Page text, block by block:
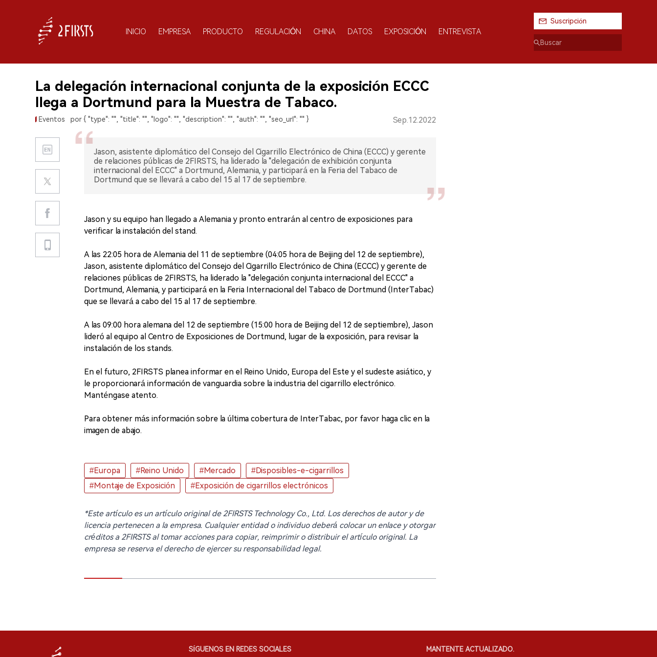
INICIO EMPRESA PRODUCTO REGULACIÓN CHINA DATOS EXPOSICIÓN ENTREVISTA
Suscripción
La delegación internacional conjunta de la exposición ECCC
llega a Dortmund para la Muestra de Tabaco.
Eventos por { "type": "", "title": "", "logo": "", "description": "", "auth": "", "seo_url": "" } Sep.12.2022
Jason, asistente diplomático del Consejo del Cigarrillo Electrónico de China (ECCC) y gerente
de relaciones públicas de 2FIRSTS, ha liderado la "delegación de exhibición conjunta
internacional del ECCC" a Dortmund, Alemania, y participará en la Feria del Tabaco de
Dortmund que se llevará a cabo del 15 al 17 de septiembre.
Jason y su equipo han llegado a Alemania y pronto entrarán al centro de exposiciones para
verificar la instalación del stand.
A las 22:05 hora de Alemania del 11 de septiembre (04:05 hora de Beijing del 12 de septiembre),
Jason, asistente diplomático del Consejo del Cigarrillo Electrónico de China (ECCC) y gerente de
relaciones públicas de 2FIRSTS, ha liderado la "delegación conjunta internacional del ECCC" a
Dortmund, Alemania, y participará en la Feria Internacional del Tabaco de Dortmund (InterTabac)
que se llevará a cabo del 15 al 17 de septiembre.
A las 09:00 hora alemana del 12 de septiembre (15:00 hora de Beijing del 12 de septiembre), Jason
lideró al equipo al Centro de Exposiciones de Dortmund, lugar de la exposición, para revisar la
instalación de los stands.
En el futuro, 2FIRSTS planea informar en el Reino Unido, Europa del Este y el sudeste asiático, y
le proporcionará información de vanguardia sobre la industria del cigarrillo electrónico.
Manténgase atento.
Para obtener más información sobre la última cobertura de InterTabac, por favor haga clic en la
imagen de abajo.
#Europa #Reino Unido #Mercado
#Disposibles-e-cigarrillos
#Montaje de Exposición
#Exposición de cigarrillos electrónicos
*Este artículo es un artículo original de 2FIRSTS Technology Co., Ltd. Los derechos de autor y de
licencia pertenecen a la empresa. Cualquier entidad o individuo deberá colocar un enlace y otorgar
créditos a 2FIRSTS al tomar acciones para copiar, reimprimir o distribuir el artículo original. La
empresa se reserva el derecho de ejercer su responsabilidad legal.
SÍGUENOS EN REDES SOCIALES MANTENTE ACTUALIZADO.